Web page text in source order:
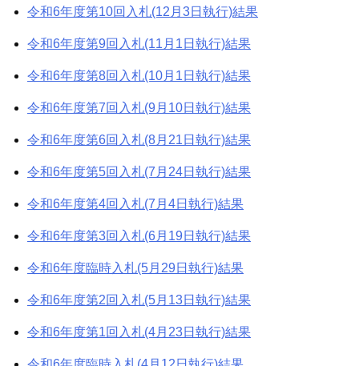
令和6年度第10回入札(12月3日執行)結果
令和6年度第9回入札(11月1日執行)結果
令和6年度第8回入札(10月1日執行)結果
令和6年度第7回入札(9月10日執行)結果
令和6年度第6回入札(8月21日執行)結果
令和6年度第5回入札(7月24日執行)結果
令和6年度第4回入札(7月4日執行)結果
令和6年度第3回入札(6月19日執行)結果
令和6年度臨時入札(5月29日執行)結果
令和6年度第2回入札(5月13日執行)結果
令和6年度第1回入札(4月23日執行)結果